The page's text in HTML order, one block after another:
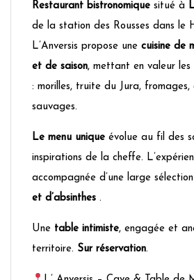
Restaurant bistronomique situé à
de la station des Rousses dans le
L’Anversis propose une cuisine de
et de saison, mettant en valeur
: morilles, truite du Jura,
sauvages.
Le menu unique évolue au fil des
inspirations de la cheffe.
accompagnée d’une large
et d’absinthes .
Une table intimiste, engagée et
territoire. Sur réservation.